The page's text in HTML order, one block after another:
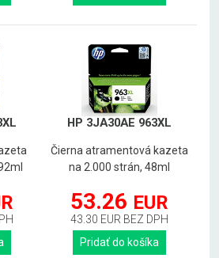
HP 3JA30AE 963XL
Čierna atramentová kazeta
na 2.000 strán, 48ml
53.26 EUR
43.30 EUR BEZ DPH
Pridať do košíka